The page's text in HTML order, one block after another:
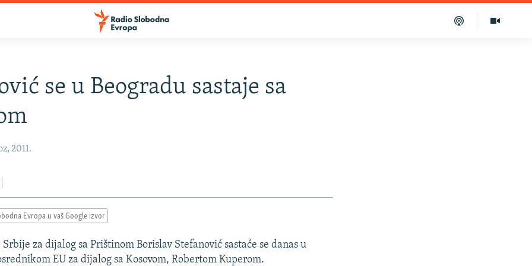
se u Beogradu sastaje sa
2011.
Evropa u vaš Google izvor
za dijalog sa Prištinom Borislav Stefanović sastaće se danas u
EU za dijalog sa Kosovom, Robertom Kuperom.